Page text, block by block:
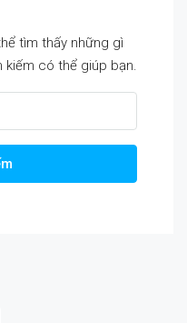
tìm thấy những gì
kiếm có thể giúp bạn.